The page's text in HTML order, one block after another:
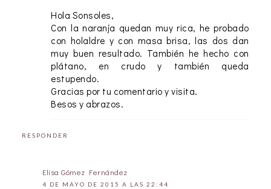
Hola Sonsoles,
Con la naranja quedan muy rica, he probado
con holaldre y con masa brisa, las dos dan
muy buen resultado. También he hecho con
plátano, en crudo y también queda
estupendo.
Gracias por tu comentario y visita.
Besos y abrazos.
RESPONDER
Elisa Gómez Fernández
4 DE MAYO DE 2015 A LAS 22:44